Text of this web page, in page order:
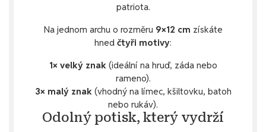
patriota.
Na jednom archu o rozměru 9×12 cm získáte
hned čtyři motivy:
1× velký znak(ideální na hruď, záda nebo
rameno).
3× malý znak(vhodný na límec, kšiltovku, batoh
nebo rukáv).
Odolný potisk, který vydrží